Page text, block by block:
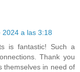
2024 a las 3:18
is fantastic! Such a
Thank you
themselves in need of